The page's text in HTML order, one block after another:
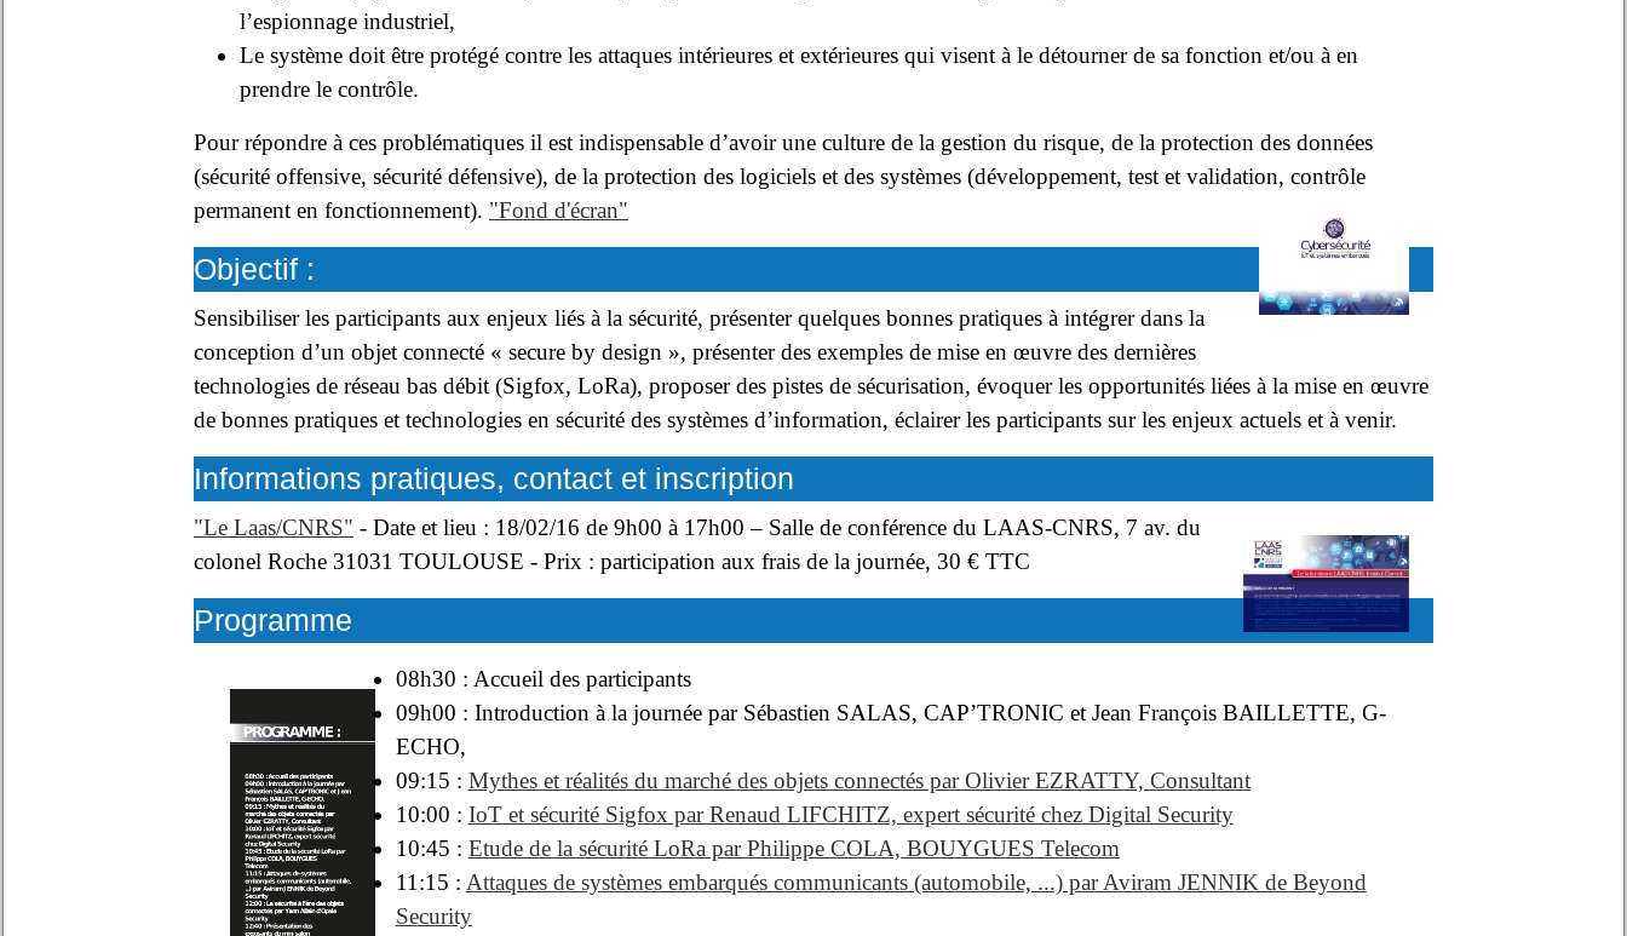
l’espionnage industriel,
Le système doit être protégé contre les attaques intérieures et extérieures qui visent à le détourner de sa fonction et/ou à en
prendre le contrôle.
Pour répondre à ces problématiques il est indispensable d’avoir une culture de la gestion du risque, de la protection des données
(sécurité offensive, sécurité défensive), de la protection des logiciels et des systèmes (développement, test et validation, contrôle
permanent en fonctionnement). "Fond d'écran"
Objectif :
Sensibiliser les participants aux enjeux liés à la sécurité, présenter quelques bonnes pratiques à intégrer dans la
conception d’un objet connecté « secure by design », présenter des exemples de mise en œuvre des dernières
technologies de réseau bas débit (Sigfox, LoRa), proposer des pistes de sécurisation, évoquer les opportunités liées à la mise en œuvre
de bonnes pratiques et technologies en sécurité des systèmes d’information, éclairer les participants sur les enjeux actuels et à venir.
Informations pratiques, contact et inscription
"Le Laas/CNRS" - Date et lieu : 18/02/16 de 9h00 à 17h00 – Salle de conférence du LAAS-CNRS, 7 av. du
colonel Roche 31031 TOULOUSE - Prix : participation aux frais de la journée, 30 € TTC
Programme
08h30 : Accueil des participants
09h00 : Introduction à la journée par Sébastien SALAS, CAP’TRONIC et Jean François BAILLETTE, G-
ECHO,
09:15 : Mythes et réalités du marché des objets connectés par Olivier EZRATTY, Consultant
10:00 : IoT et sécurité Sigfox par Renaud LIFCHITZ, expert sécurité chez Digital Security
10:45 : Etude de la sécurité LoRa par Philippe COLA, BOUYGUES Telecom
11:15 : Attaques de systèmes embarqués communicants (automobile, ...) par Aviram JENNIK de Beyond
Security